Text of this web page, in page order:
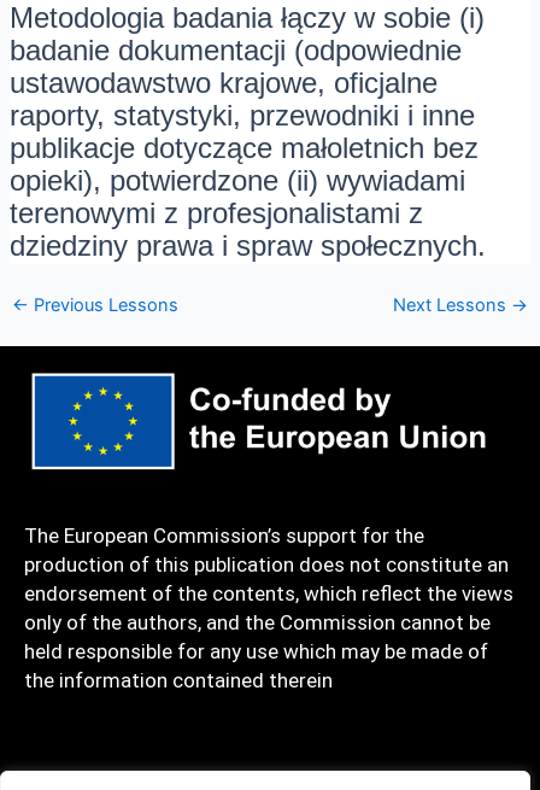
Metodologia badania łączy w sobie (i)
badanie dokumentacji (odpowiednie
ustawodawstwo krajowe, oficjalne
raporty, statystyki, przewodniki i inne
publikacje dotyczące małoletnich bez
opieki), potwierdzone (ii) wywiadami
terenowymi z profesjonalistami z
dziedziny prawa i spraw społecznych.
← Previous Lessons Next Lessons →
The European Commission’s support for the
production of this publication does not constitute an
endorsement of the contents, which reflect the views
only of the authors, and the Commission cannot be
held responsible for any use which may be made of
the information contained therein